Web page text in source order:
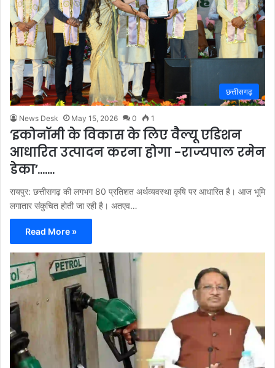
छत्तीसगढ़
News Desk May 15, 2026 0 1
’इकोनॉमी के विकास के लिए वैल्यू एडिशन
आधारित उत्पादन करना होगा -राज्यपाल रमेन
डेका’…….
रायपुर: छत्तीसगढ़ की लगभग 80 प्रतिशत अर्थव्यवस्था कृषि पर आधारित है। आज भूमि
लगातार संकुचित होती जा रही है। अतएव…
Read More »